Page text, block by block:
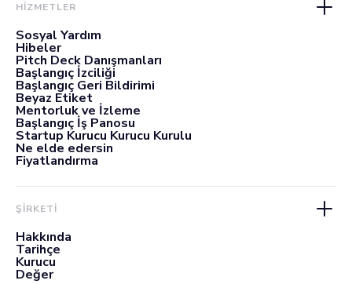
HİZMETLER
Sosyal Yardım
Hibeler
Pitch Deck Danışmanları
Başlangıç İzciliği
Başlangıç Geri Bildirimi
Beyaz Etiket
Mentorluk ve İzleme
Başlangıç İş Panosu
Startup Kurucu Kurucu Kurulu
Ne elde edersin
Fiyatlandırma
ŞİRKETİ
Hakkında
Tarihçe
Kurucu
Değer